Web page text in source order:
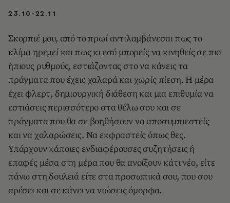
23.10-22.11
Σκορπιέ μου, από το πρωί αντιλαμβάνεσαι πως το
κλίμα ηρεμεί και πως κι εσύ μπορείς να κινηθείς σε πιο
ήπιους ρυθμούς, εστιάζοντας στο να κάνεις τα
πράγματα που έχεις χαλαρά και χωρίς πίεση. Η μέρα
έχει φλερτ, δημιουργική διάθεση και μια επιθυμία να
εστιάσεις περισσότερο στα θέλω σου και σε
πράγματα που θα σε βοηθήσουν να αποσυμπιεστείς
και να χαλαρώσεις. Να εκφραστείς όπως θες.
Υπάρχουν κάποιες ενδιαφέρουσες συζητήσεις ή
επαφές μέσα στη μέρα που θα ανοίξουν κάτι νέο, είτε
πάνω στη δουλειά είτε στα προσωπικά σου, που σου
αρέσει και σε κάνει να νιώσεις όμορφα.